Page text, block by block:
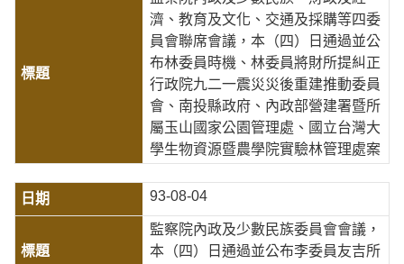
濟、教育及文化、交通及採購等四委
員會聯席會議，本（四）日通過並公
布林委員時機、林委員將財所提糾正
行政院九二一震災災後重建推動委員
會、南投縣政府、內政部營建署暨所
屬玉山國家公園管理處、國立台灣大
學生物資源暨農學院實驗林管理處案
93-08-04
監察院內政及少數民族委員會會議，
本（四）日通過並公布李委員友吉所